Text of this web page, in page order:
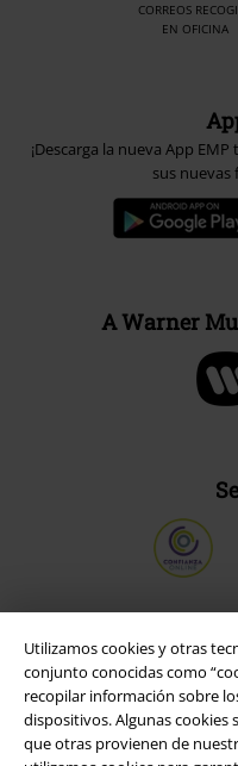
Utilizamos cookies y otras
conjunto conocidas como
recopilar información sobre
dispositivos. Algunas
que otras provienen de
CORREOS
EN OFICINA
¡Descarga la nueva App
sus nuevas
A Warner